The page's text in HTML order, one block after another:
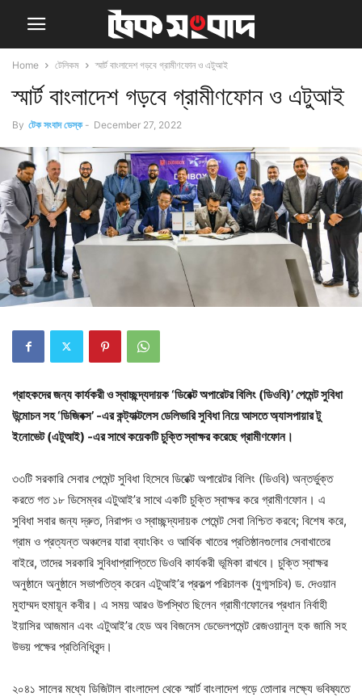
Home টেলিকম স্মার্ট বাংলাদেশ গড়বে গ্রামীণফোন ও এটুআই
স্মার্ট বাংলাদেশ গড়বে গ্রামীণফোন ও এটুআই
By টেক সংবাদ ডেস্ক - December 27, 2022
গ্রাহকদের জন্য কার্যকরী ও স্বাচ্ছন্দ্যদায়ক ‘ডিরেক্ট অপারেটর বিলিং (ডিওবি)’ পেমেন্ট সুবিধা
উন্মোচন সহ ‘ডিজিবক্স’ -এর কন্ট্যাক্টলেস ডেলিভারি সুবিধা নিয়ে আসতে অ্যাসপায়ার টু
ইনোভেট (এটুআই) -এর সাথে কয়েকটি চুক্তি স্বাক্ষর করেছে গ্রামীণফোন।
৩৩টি সরকারি সেবার পেমেন্ট সুবিধা হিসেবে ডিরেক্ট অপারেটর বিলিং (ডিওবি) অন্তর্ভুক্ত
করতে গত ১৮ ডিসেম্বর এটুআই’র সাথে একটি চুক্তি স্বাক্ষর করে গ্রামীণফোন। এ
সুবিধা সবার জন্য দ্রুত, নিরাপদ ও স্বাচ্ছন্দ্যদায়ক পেমেন্ট সেবা নিশ্চিত করবে; বিশেষ করে,
গ্রাম ও প্রত্যন্ত অঞ্চলের যারা ব্যাংকিং ও আর্থিক খাতের প্রতিষ্ঠানগুলোর সেবাখাতের
বাইরে, তাদের সরকারি সুবিধাপ্রাপ্তিতে ডিওবি কার্যকরী ভূমিকা রাখবে। চুক্তি স্বাক্ষর
অনুষ্ঠানে অনুষ্ঠানে সভাপতিত্ব করেন এটুআই’র প্রকল্প পরিচালক (যুগ্মসচিব) ড. দেওয়ান
মুহাম্মদ হুমায়ূন কবীর। এ সময় আরও উপস্থিত ছিলেন গ্রামীণফোনের প্রধান নির্বাহী
ইয়াসির আজমান এবং এটুআই’র হেড অব বিজনেস ডেভেলপমেন্ট রেজওয়ানুল হক জামি সহ
উভয় পক্ষের প্রতিনিধিবৃন্দ।
২০৪১ সালের মধ্যে ডিজিটাল বাংলাদেশ থেকে স্মার্ট বাংলাদেশ গড়ে তোলার লক্ষ্যে ভবিষ্যতে